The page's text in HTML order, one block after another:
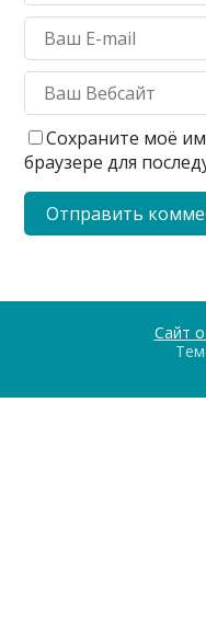
Сохраните моё
браузере для
Сайт